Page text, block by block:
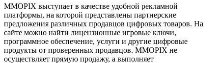
MMOPIX выступает в качестве удобной рекламной
платформы, на которой представлены партнерские
предложения различных продавцов цифровых товаров. На
сайте можно найти лицензионные игровые ключи,
программное обеспечение, услуги и другие цифровые
продукты от проверенных продавцов. MMOPIX не
осуществляет прямую продажу, а выполняет